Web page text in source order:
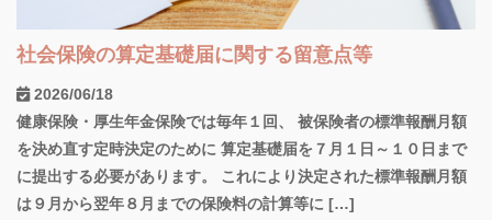
社会保険の算定基礎届に関する留意点等
2026/06/18
健康保険・厚生年金保険では毎年１回、 被保険者の標準報酬月額
を決め直す定時決定のために 算定基礎届を７月１日～１０日まで
に提出する必要があります。 これにより決定された標準報酬月額
は９月から翌年８月までの保険料の計算等に […]